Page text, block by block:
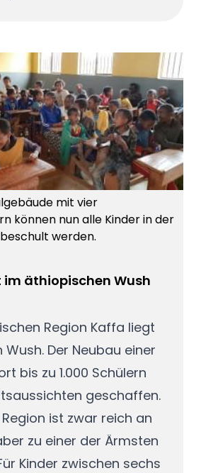
mit vier
können nun alle Kinder in der
werden.
im äthiopischen Wush
Region Kaffa liegt
Der Neubau einer
bis zu 1.000 Schülern
geschaffen.
ist zwar reich an
zu einer der Ärmsten
Kinder zwischen sechs